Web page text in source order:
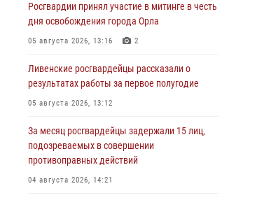
Росгвардии принял участие в митинге в честь
дня освобождения города Орла
05 августа 2026, 13:16 2
Ливенские росгвардейцы рассказали о
результатах работы за первое полугодие
05 августа 2026, 13:12
За месяц росгвардейцы задержали 15 лиц,
подозреваемых в совершении
противоправных действий
04 августа 2026, 14:21